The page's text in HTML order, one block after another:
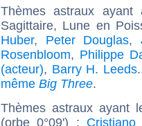
Thèmes astraux
Sagittaire, Lune en
Huber, Peter Douglas,
Rosenbloom, Philippe
(acteur), Barry H. Leeds
même Big Three.
Thèmes astraux ayant
(orbe 0°09') : Cristiano